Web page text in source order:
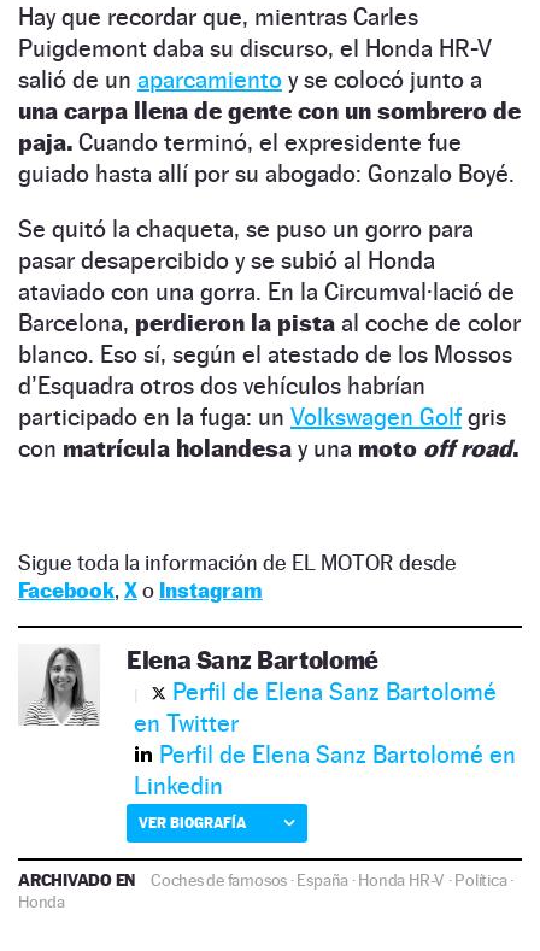
Hay que recordar que, mientras Carles
Puigdemont daba su discurso, el Honda HR-V
salió de un aparcamiento y se colocó junto a
una carpa llena de gente con un sombrero de
paja. Cuando terminó, el expresidente fue
guiado hasta allí por su abogado: Gonzalo Boyé.
Se quitó la chaqueta, se puso un gorro para
pasar desapercibido y se subió al Honda
ataviado con una gorra. En la Circumval·lació de
Barcelona, perdieron la pista al coche de color
blanco. Eso sí, según el atestado de los Mossos
d’Esquadra otros dos vehículos habrían
participado en la fuga: un Volkswagen Golf gris
con matrícula holandesa y una moto off road.
Sigue toda la información de EL MOTOR desde
Facebook, Xo Instagram
Elena Sanz Bartolomé
Perfil de Elena Sanz Bartolomé
en Twitter
Perfil de Elena Sanz Bartolomé en
Linkedin
VER BIOGRAFÍA
ARCHIVADO EN Coches de famosos ·España ·Honda HR-V ·Política·
Honda